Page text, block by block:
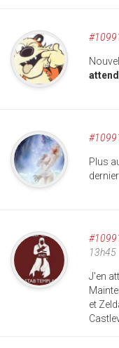
Plus
13h45
J'en
et